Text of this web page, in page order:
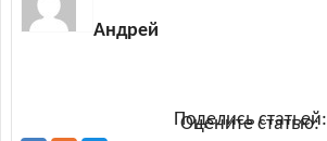
Андрей
Поделись статьей:
Оцените статью: